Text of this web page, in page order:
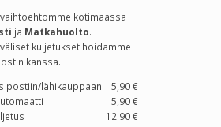
kotimaassa
ja Matkahuolto.
kuljetukset hoidamme
kanssa.
postiin/lähikauppaan
5,90 €
5,90 €
12.90 €